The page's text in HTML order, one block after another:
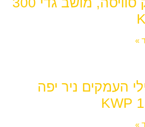
»
העמקים ניר יפה
»